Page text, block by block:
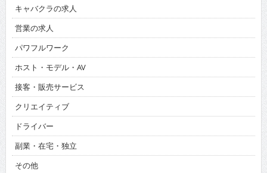
キャバクラの求人
営業の求人
パワフルワーク
ホスト・モデル・AV
接客・販売サービス
クリエイティブ
ドライバー
副業・在宅・独立
その他